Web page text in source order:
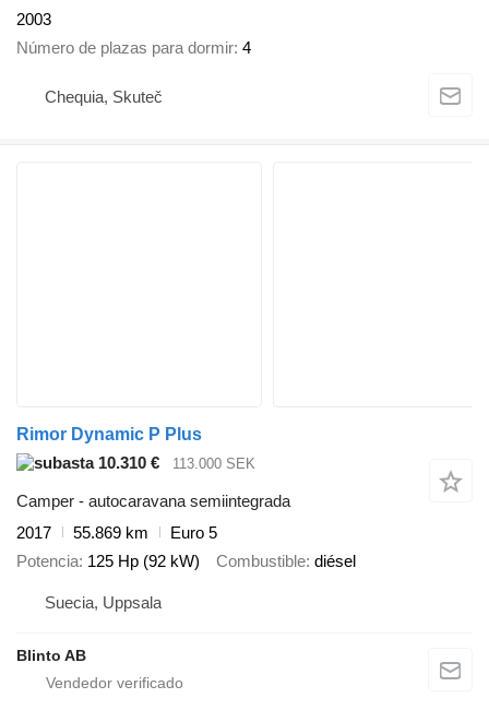
2003
Número de plazas para dormir 4
Chequia, Skuteč
Rimor Dynamic P Plus
10.310 €
113.000 SEK
Camper - autocaravana semiintegrada
2017
55.869 km
Euro 5
Potencia 125 Hp (92 kW) Combustible diésel
Suecia, Uppsala
Blinto AB